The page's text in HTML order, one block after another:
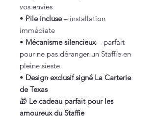
vos envies
• Pile incluse– installation
immédiate
• Mécanisme silencieux– parfait
pour ne pas déranger un Staffie en
pleine sieste
• Design exclusif signé La Carterie
de Texas
🎁 Le cadeau parfait pour les
amoureux du Staffie